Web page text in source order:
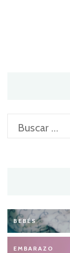
Buscar:
BEBÉS
EMBARAZO